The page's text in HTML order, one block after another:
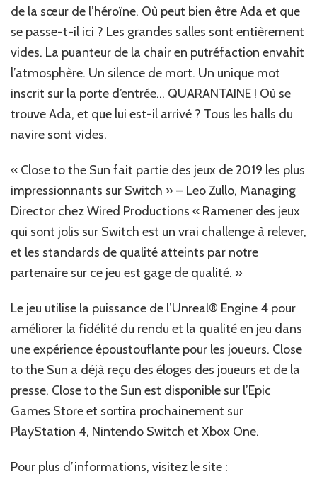
de la sœur de l’héroïne. Où peut bien être Ada et que
se passe-t-il ici ? Les grandes salles sont entièrement
vides. La puanteur de la chair en putréfaction envahit
l’atmosphère. Un silence de mort. Un unique mot
inscrit sur la porte d’entrée… QUARANTAINE ! Où se
trouve Ada, et que lui est-il arrivé ? Tous les halls du
navire sont vides.
« Close to the Sun fait partie des jeux de 2019 les plus
impressionnants sur Switch » – Leo Zullo, Managing
Director chez Wired Productions « Ramener des jeux
qui sont jolis sur Switch est un vrai challenge à relever,
et les standards de qualité atteints par notre
partenaire sur ce jeu est gage de qualité. »
Le jeu utilise la puissance de l’Unreal® Engine 4 pour
améliorer la fidélité du rendu et la qualité en jeu dans
une expérience époustouflante pour les joueurs. Close
to the Sun a déjà reçu des éloges des joueurs et de la
presse. Close to the Sun est disponible sur l’Epic
Games Store et sortira prochainement sur
PlayStation 4, Nintendo Switch et Xbox One.
Pour plus d’informations, visitez le site :